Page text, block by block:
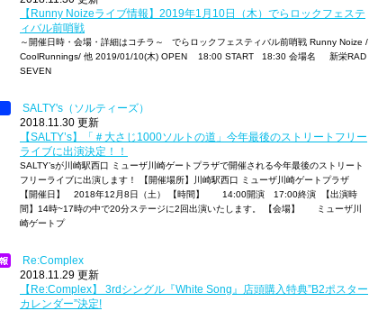
【Runny Noizeライブ情報】2019年1月10日（木）でらロックフェステ
ィバル前哨戦
～開催日時・会場・詳細はコチラ～ でらロックフェスティバル前哨戦 Runny Noize /
CoolRunnings/ 他 2019/01/10(木) OPEN 18:00 START 18:30 会場名 新栄RAD
SEVEN
SALTY's（ソルティーズ）
2018.11.30 更新
【SALTY’s】「＃大さじ1000ソルトの道」今年最後のストリートフリー
ライブに出演決定！！
SALTY’sが川崎駅西口 ミューザ川崎ゲートプラザで開催される今年最後のストリート
フリーライブに出演します！ 【開催場所】川崎駅西口 ミューザ川崎ゲートプラザ
【開催日】 2018年12月8日（土） 【時間】 14:00開演 17:00終演 【出演時
間】14時~17時の中で20分ステージに2回出演いたします。 【会場】 ミューザ川
崎ゲートプ
Re:Complex
2018.11.29 更新
【Re:Complex】 3rdシングル『White Song』店頭購入特典”B2ポスター
カレンダー”決定!